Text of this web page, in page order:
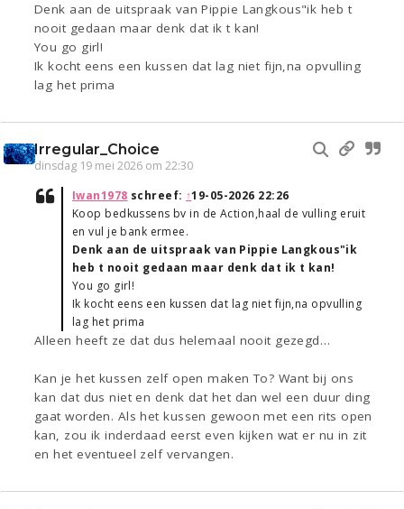
Denk aan de uitspraak van Pippie Langkous"ik heb t
nooit gedaan maar denk dat ik t kan!
You go girl!
Ik kocht eens een kussen dat lag niet fijn,na opvulling
lag het prima
Irregular_Choice
dinsdag 19 mei 2026 om 22:30
Iwan1978 schreef: ↑19-05-2026 22:26
Koop bedkussens bv in de Action,haal de vulling eruit
en vul je bank ermee.
Denk aan de uitspraak van Pippie Langkous"ik
heb t nooit gedaan maar denk dat ik t kan!
You go girl!
Ik kocht eens een kussen dat lag niet fijn,na opvulling
lag het prima
Alleen heeft ze dat dus helemaal nooit gezegd…
Kan je het kussen zelf open maken To? Want bij ons
kan dat dus niet en denk dat het dan wel een duur ding
gaat worden. Als het kussen gewoon met een rits open
kan, zou ik inderdaad eerst even kijken wat er nu in zit
en het eventueel zelf vervangen.